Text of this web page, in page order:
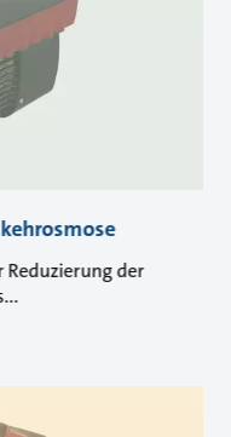
der